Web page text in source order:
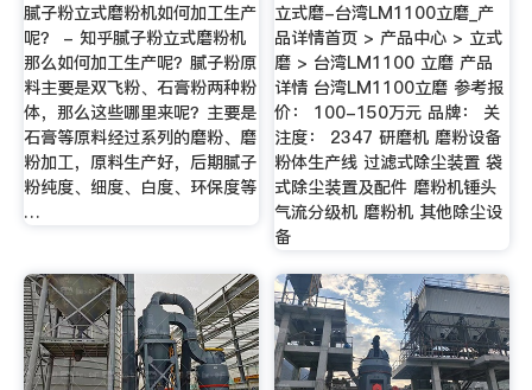
腻子粉立式磨粉机如何加工生产
呢？ - 知乎腻子粉立式磨粉机
那么如何加工生产呢？腻子粉原
料主要是双飞粉、石膏粉两种粉
体，那么这些哪里来呢？主要是
石膏等原料经过系列的磨粉、磨
粉加工，原料生产好，后期腻子
粉纯度、细度、白度、环保度等
…
立式磨-台湾LM1100立磨_产
品详情首页 > 产品中心 > 立式
磨 > 台湾LM1100 立磨 产品
详情 台湾LM1100立磨 参考报
价： 100-150万元 品牌： 关
注度： 2347 研磨机 磨粉设备
粉体生产线 过滤式除尘装置 袋
式除尘装置及配件 磨粉机锤头
气流分级机 磨粉机 其他除尘设
备